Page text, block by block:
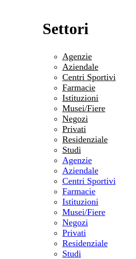
Settori
Agenzie
Aziendale
Centri Sportivi
Farmacie
Istituzioni
Musei/Fiere
Negozi
Privati
Residenziale
Studi
Agenzie
Aziendale
Centri Sportivi
Farmacie
Istituzioni
Musei/Fiere
Negozi
Privati
Residenziale
Studi